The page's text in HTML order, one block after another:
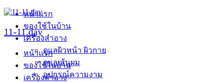
Skip
content
11-11.day
หน้าแรก
ของใช้ในบ้าน
เครื่องสำอาง
หน้าแรก
ของใช้ในบ้าน
เครื่องสำอาง
ดูแลผิวหน้า ผิวกาย
ดูแลเส้นผม
อุปกรณ์ความงาม